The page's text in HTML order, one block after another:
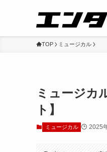
TOP ミュージカル
ミュージカ
ト】
ミュージカル 2025